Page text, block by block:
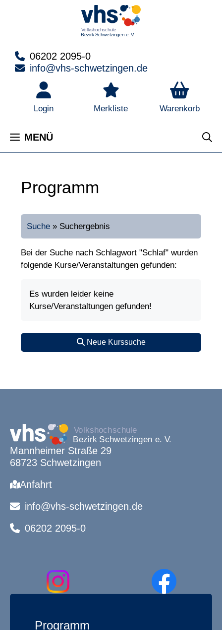
06202 2095-0
info@vhs-schwetzingen.de
Login Merkliste Warenkorb
MENÜ
Programm
Suche » Suchergebnis
Bei der Suche nach Schlagwort "Schlaf" wurden
folgende Kurse/Veranstaltungen gefunden:
Es wurden leider keine
Kurse/Veranstaltungen gefunden!
Neue Kurssuche
Mannheimer Straße 29
68723 Schwetzingen
Anfahrt
info@vhs-schwetzingen.de
06202 2095-0
Programm